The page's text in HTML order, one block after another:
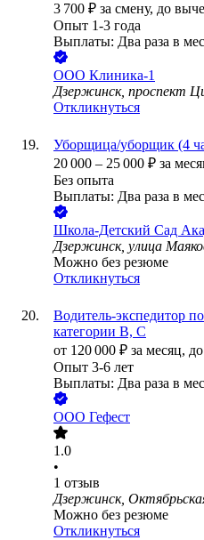
3 700 ₽ за смену, до
Опыт 1-3 года
Выплаты: Два раза в
ООО Клиника-1
Дзержинск, проспект
Откликнуться
Уборщица/уборщик (4
20 000 – 25 000 ₽ за
Без опыта
Выплаты: Два раза в
Школа-Детский Сад
Дзержинск, улица
Можно без резюме
Откликнуться
Водитель-экспедитор
категории В, С
от 120 000 ₽ за месяц,
Опыт 3-6 лет
Выплаты: Два раза в
ООО Гефест
1.0
•
1 отзыв
Дзержинск,
Можно без резюме
Откликнуться